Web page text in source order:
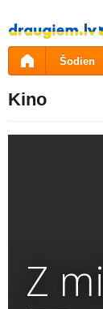
Pāriet
uz
saturu
Šodien
Kino
Z